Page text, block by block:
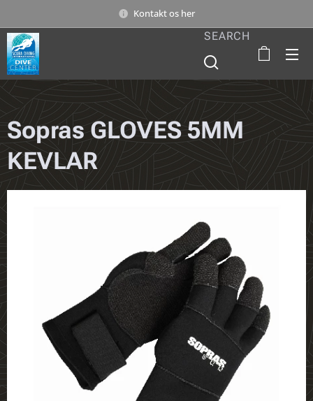
Kontakt os her
SEARCH
Sopras GLOVES 5MM
KEVLAR